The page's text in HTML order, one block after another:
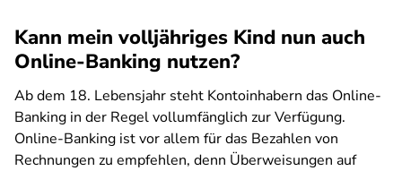
Kann mein volljähriges Kind nun auch
Online-Banking nutzen?
Ab dem 18. Lebensjahr steht Kontoinhabern das Online-
Banking in der Regel vollumfänglich zur Verfügung.
Online-Banking ist vor allem für das Bezahlen von
Rechnungen zu empfehlen, denn Überweisungen auf